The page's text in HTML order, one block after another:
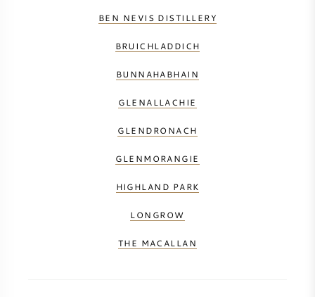
BEN NEVIS DISTILLERY
BRUICHLADDICH
BUNNAHABHAIN
GLENALLACHIE
GLENDRONACH
GLENMORANGIE
HIGHLAND PARK
LONGROW
THE MACALLAN